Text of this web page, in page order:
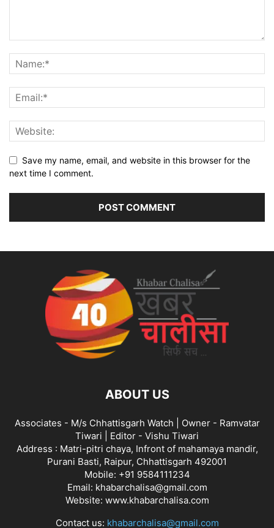
Save my name, email, and website in this browser for the
next time I comment.
ABOUT US
Associates - M/s Chhattisgarh Watch | Owner - Ramvatar
Tiwari | Editor - Vishu Tiwari
Address : Matri-pitri chaya, Infront of mahamaya mandir,
Purani Basti, Raipur, Chhattisgarh 492001
Mobile: +91 9584111234
Email: khabarchalisa@gmail.com
Website: www.khabarchalisa.com
Contact us: khabarchalisa@gmail.com